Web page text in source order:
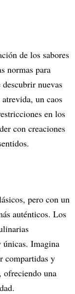
de los sabores
normas para
nuevas
un caos
en los
con creaciones
pero con un
auténticos. Los
únicas. Imagina
compartidas y
ofreciendo una